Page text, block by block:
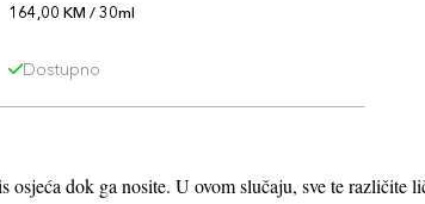
164,00 KM / 30ml
Dostupno
dok ga nosite. U ovom slučaju, sve te